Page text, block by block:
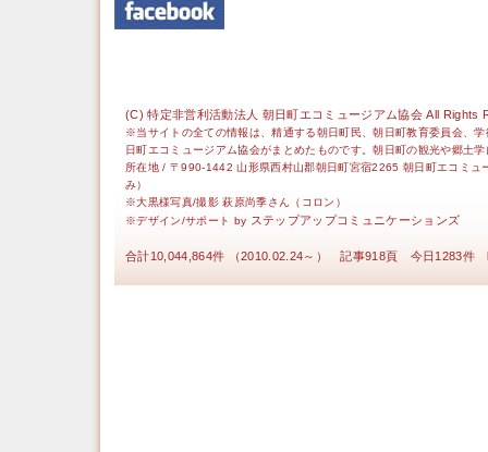
(C) 特定非営利活動法人 朝日町エコミュージアム協会 All Rights
※当サイトの全ての情報は、精通する朝日町民、朝日町教育委員会、
日町エコミュージアム協会がまとめたものです。朝日町の観光や郷土
所在地 / 〒990-1442 山形県西村山郡朝日町宮宿2265 朝日町エコミ
み）
※大黒様写真/撮影 萩原尚季さん（コロン）
※デザイン/サポート by ステップアップコミュニケーションズ
合計10,044,864件 （2010.02.24～） 記事918頁 今日1283